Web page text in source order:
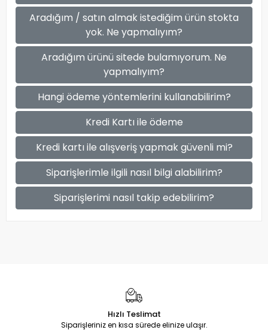
Aradığım / satın almak istediğim ürün stokta
yok. Ne yapmalıyım?
Aradığım ürünü sitede bulamıyorum. Ne
yapmalıyım?
Hangi ödeme yöntemlerini kullanabilirim?
Kredi Kartı ile ödeme
Kredi kartı ile alışveriş yapmak güvenli mi?
Siparişlerimle ilgili nasıl bilgi alabilirim?
Siparişlerimi nasıl takip edebilirim?
Hızlı Teslimat
Siparişleriniz en kısa sürede elinize ulaşır.